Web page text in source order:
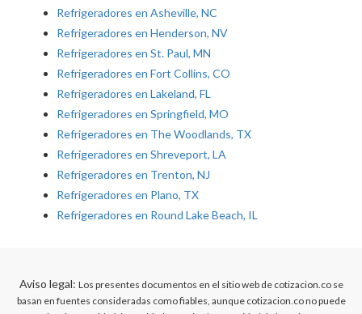
Refrigeradores en Asheville, NC
Refrigeradores en Henderson, NV
Refrigeradores en St. Paul, MN
Refrigeradores en Fort Collins, CO
Refrigeradores en Lakeland, FL
Refrigeradores en Springfield, MO
Refrigeradores en The Woodlands, TX
Refrigeradores en Shreveport, LA
Refrigeradores en Trenton, NJ
Refrigeradores en Plano, TX
Refrigeradores en Round Lake Beach, IL
Aviso legal: Los presentes documentos en el sitio web de cotizacion.co se
basan en fuentes consideradas como fiables, aunque cotizacion.co no puede